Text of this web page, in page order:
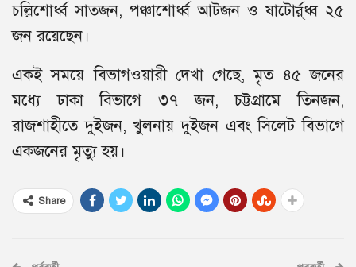
চল্লিশোর্ধ্ব সাতজন, পঞ্চাশোর্ধ্ব আটজন ও ষাটোর্র্ধ্ব ২৫
জন রয়েছেন।
একই সময়ে বিভাগওয়ারী দেখা গেছে, মৃত ৪৫ জনের
মধ্যে ঢাকা বিভাগে ৩৭ জন, চট্টগ্রামে তিনজন,
রাজশাহীতে দুইজন, খুলনায় দুইজন এবং সিলেট বিভাগে
একজনের মৃত্যু হয়।
Share